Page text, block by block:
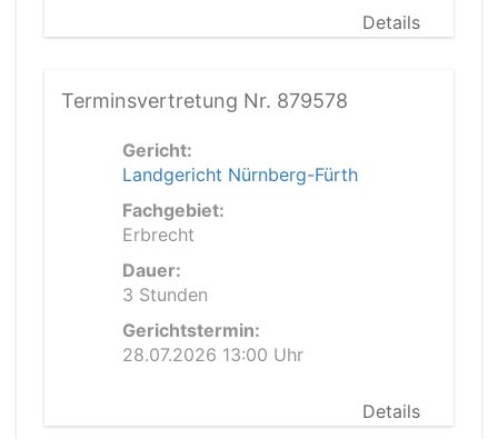
Details
Terminsvertretung Nr. 879578
Gericht:
Landgericht Nürnberg-Fürth
Fachgebiet:
Erbrecht
Dauer:
3 Stunden
Gerichtstermin:
28.07.2026 13:00 Uhr
Details